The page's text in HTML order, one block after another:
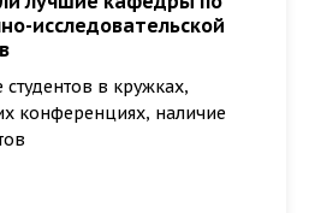
исследовательской
студентов в кружках,
конференциях, наличие